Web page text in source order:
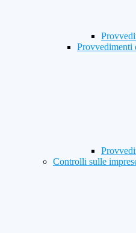
Provvedimenti
Controlli sulle